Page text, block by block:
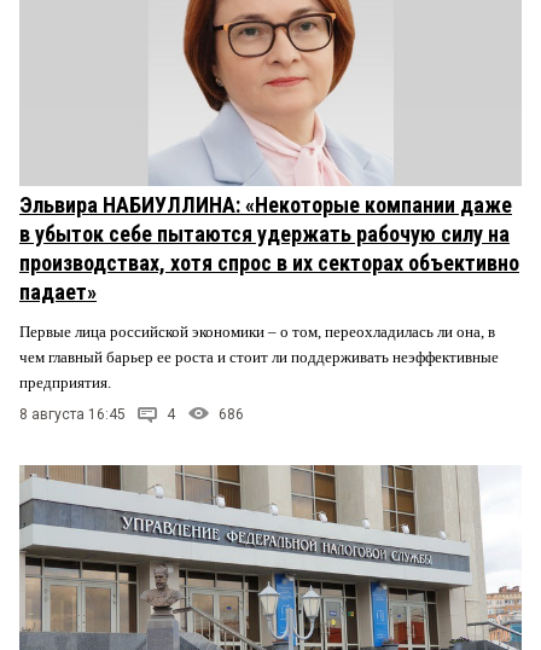
Эльвира НАБИУЛЛИНА: «Некоторые компании даже
в убыток себе пытаются удержать рабочую силу на
производствах, хотя спрос в их секторах объективно
падает»
Первые лица российской экономики – о том, переохладилась ли она, в
чем главный барьер ее роста и стоит ли поддерживать неэффективные
предприятия.
8 августа 16:45 4 686